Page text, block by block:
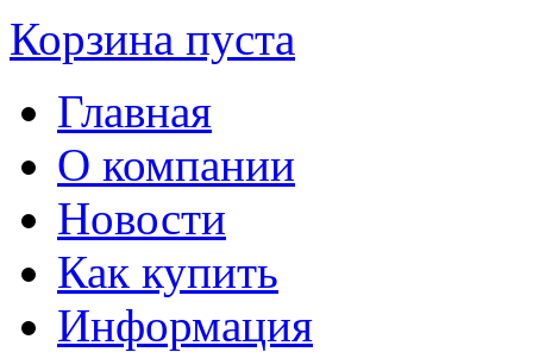
Корзина пуста
Главная
О компании
Новости
Как купить
Информация